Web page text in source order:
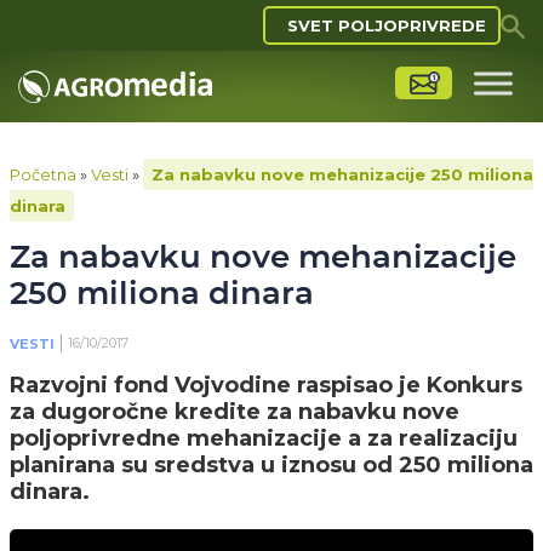
SVET POLJOPRIVREDE
Početna »Vesti»
Za nabavku nove mehanizacije 250 miliona
dinara
Za nabavku nove mehanizacije
250 miliona dinara
VESTI 16/10/2017
Razvojni fond Vojvodine raspisao je Konkurs
za dugoročne kredite za nabavku nove
poljoprivredne mehanizacije a za realizaciju
planirana su sredstva u iznosu od 250 miliona
dinara.